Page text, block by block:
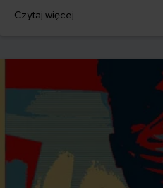
Czytaj więcej